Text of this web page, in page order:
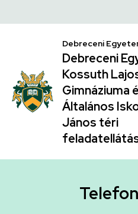
|
Debreceni
Egyetem
Kossuth
Lajos
Gyakorló
Általános
a
Debreceni
Debreceni
Kossuth
Gimnáziuma
Általános
János téri